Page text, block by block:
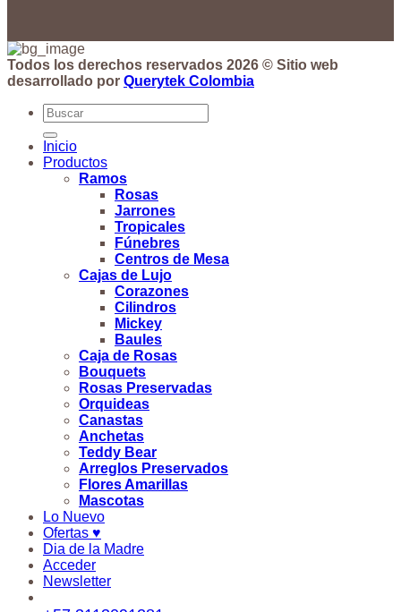
Todos los derechos reservados 2026 © Sitio web
desarrollado por Querytek Colombia
Buscar
por:
Inicio
Productos
Ramos
Rosas
Jarrones
Tropicales
Fúnebres
Centros de Mesa
Cajas de Lujo
Corazones
Cilindros
Mickey
Baules
Caja de Rosas
Bouquets
Rosas Preservadas
Orquideas
Canastas
Anchetas
Teddy Bear
Arreglos Preservados
Flores Amarillas
Mascotas
Lo Nuevo
Ofertas ♥
Dia de la Madre
Acceder
Newsletter